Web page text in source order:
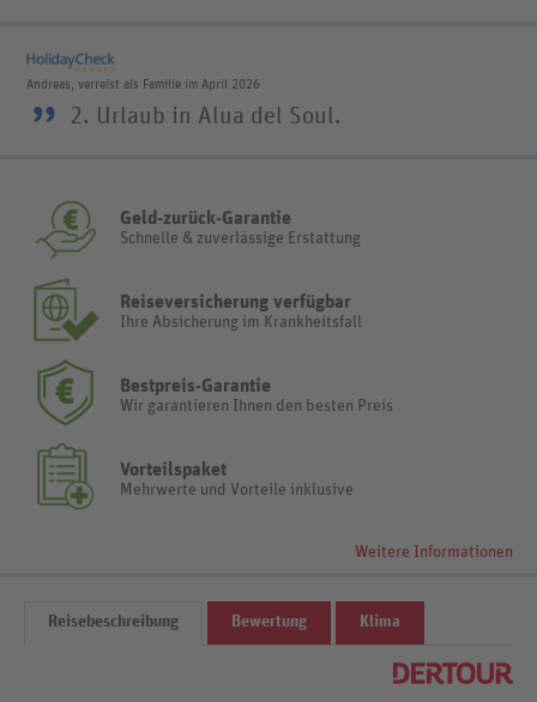
Andreas, verreist als Familie im April 2026
” 2. Urlaub in Alua del Soul.
Geld-zurück-Garantie
Schnelle & zuverlässige Erstattung
Reiseversicherung verfügbar
Ihre Absicherung im Krankheitsfall
Bestpreis-Garantie
Wir garantieren Ihnen den besten Preis
Vorteilspaket
Mehrwerte und Vorteile inklusive
Weitere Informationen
Reisebeschreibung Bewertung Klima